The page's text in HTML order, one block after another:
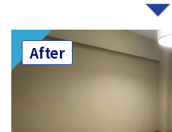
After